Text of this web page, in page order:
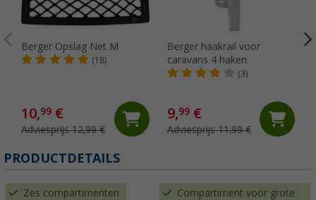
Berger Opslag Net M
(18)
10,99 €
Adviesprijs 12,99 €
Berger haakrail voor
caravans 4 haken
(3)
9,99€
Adviesprijs 11,99 €
PRODUCTDETAILS
Zes compartimenten
Compartiment voor grote